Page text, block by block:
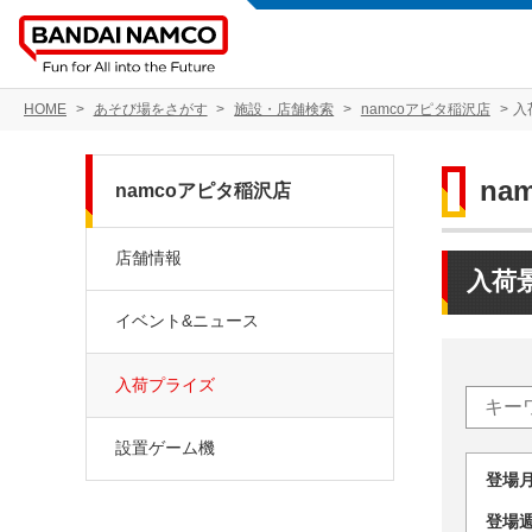
HOME あそび場をさがす 施設・店舗検索 namcoアピタ稲沢店 入
入荷
登
登
namcoアピタ稲沢店
店舗情報
イベント&ニュース
入荷プライズ
設置ゲーム機